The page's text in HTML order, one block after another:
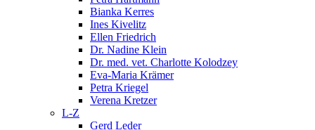
Bianka Kerres
Ines Kivelitz
Ellen Friedrich
Dr. Nadine Klein
Dr. med. vet. Charlotte Kolodzey
Eva-Maria Krämer
Petra Kriegel
Verena Kretzer
L-Z
Gerd Leder